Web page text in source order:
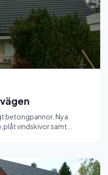
betongpannor. Nya
vindskivor samt